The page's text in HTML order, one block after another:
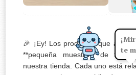
te
🎉 ¡Ey! Los productos que
**pequeña muestra** de todo
nuestra tienda. Cada uno está